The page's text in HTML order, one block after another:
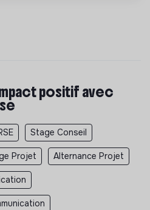
positif avec
Stage Conseil
Projet Alternance Projet